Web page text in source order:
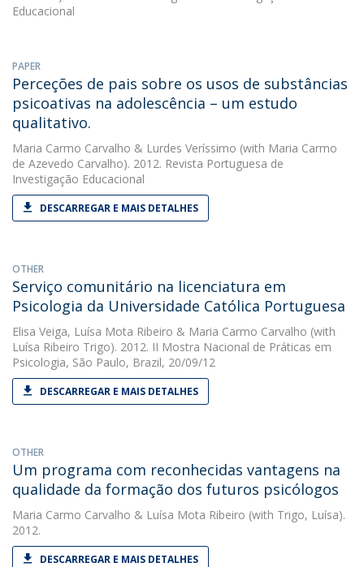
Educacional
PAPER
Perceções de pais sobre os usos de substâncias
psicoativas na adolescência – um estudo
qualitativo.
Maria Carmo Carvalho & Lurdes Veríssimo (with Maria Carmo
de Azevedo Carvalho). 2012. Revista Portuguesa de
Investigação Educacional
DESCARREGAR E MAIS DETALHES
OTHER
Serviço comunitário na licenciatura em
Psicologia da Universidade Católica Portuguesa
Elisa Veiga, Luísa Mota Ribeiro & Maria Carmo Carvalho (with
Luísa Ribeiro Trigo). 2012. II Mostra Nacional de Práticas em
Psicologia, São Paulo, Brazil, 20/09/12
DESCARREGAR E MAIS DETALHES
OTHER
Um programa com reconhecidas vantagens na
qualidade da formação dos futuros psicólogos
Maria Carmo Carvalho & Luísa Mota Ribeiro (with Trigo, Luísa).
2012.
DESCARREGAR E MAIS DETALHES